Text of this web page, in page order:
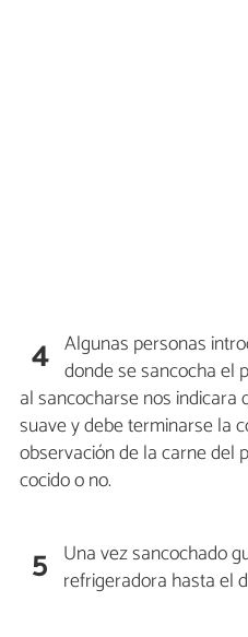
4 Algunas personas
donde se sancocha el
al sancocharse nos
suave y debe terminarse la
observación de la carne del
cocido o no.
5 Una vez sancochado
refrigeradora hasta el